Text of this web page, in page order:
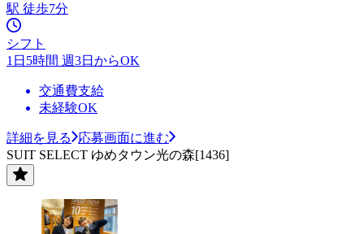
駅 徒歩7分
シフト
1日5時間 週3日からOK
交通費支給
未経験OK
詳細を見る
応募画面に進む
SUIT SELECT ゆめタウン光の森[1436]